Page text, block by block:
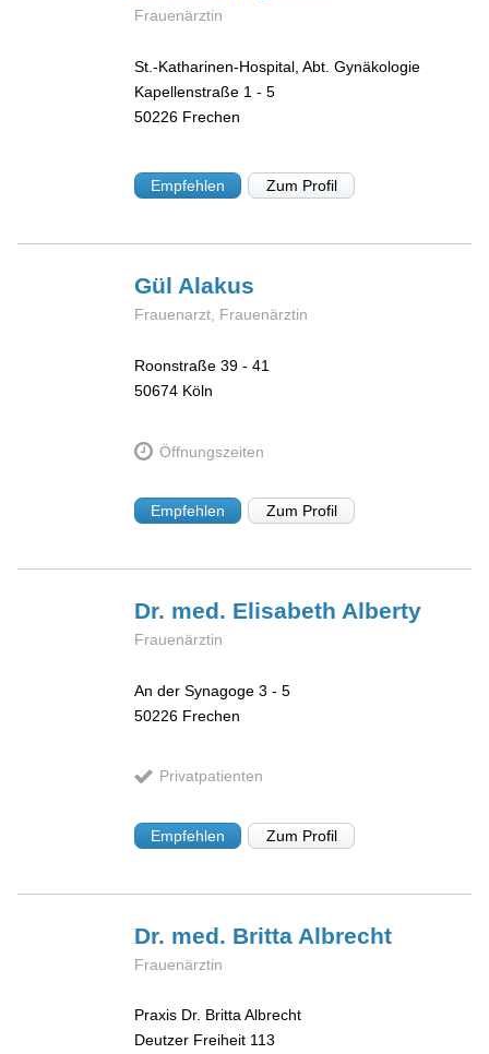
Frauenärztin
St.-Katharinen-Hospital, Abt. Gynäkologie
Kapellenstraße 1 - 5
50226 Frechen
Empfehlen Zum Profil
Gül Alakus
Frauenarzt, Frauenärztin
Roonstraße 39 - 41
50674 Köln
Öffnungszeiten
Empfehlen Zum Profil
Dr. med. Elisabeth Alberty
Frauenärztin
An der Synagoge 3 - 5
50226 Frechen
Privatpatienten
Empfehlen Zum Profil
Dr. med. Britta Albrecht
Frauenärztin
Praxis Dr. Britta Albrecht
Deutzer Freiheit 113